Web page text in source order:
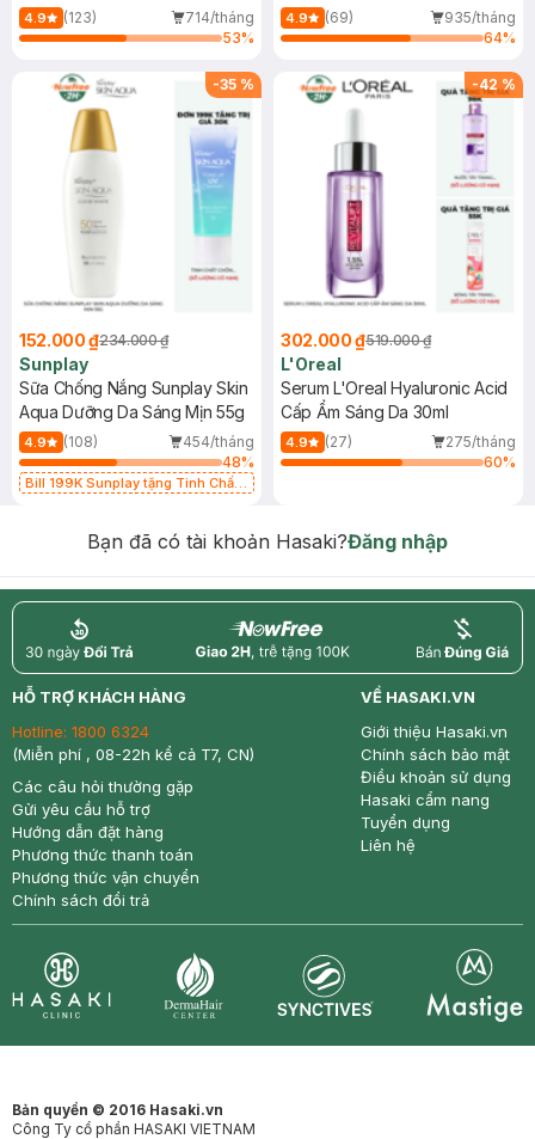
4.9 (123)
714/tháng
53%
(Mới)
4.9 (69)
935/tháng
64%
-35 %
152.000 ₫234.000 ₫
Sunplay
Sữa Chống Nắng Sunplay Skin
Aqua Dưỡng Da Sáng Mịn 55g
4.9 (108)
454/tháng
48%
Bill 199K Sunplay tặng Tinh Chất
-42 %
302.000 ₫519.000 ₫
L'Oreal
Serum L'Oreal Hyaluronic Acid
Cấp Ẩm Sáng Da 30ml
4.9 (27)
275/tháng
60%
Bạn đã có tài khoản Hasaki?Đăng nhập
return nowfree price
HỖ TRỢ KHÁCH HÀNG
Hotline: 1800 6324
(Miễn phí , 08-22h kể cả T7, CN)
Các câu hỏi thường gặp
Gửi yêu cầu hỗ trợ
Hướng dẫn đặt hàng
Phương thức thanh toán
Phương thức vận chuyển
Chính sách đổi trả
VỀ HASAKI.VN
Giới thiệu Hasaki.vn
Chính sách bảo mật
Điều khoản sử dụng
Hasaki cẩm nang
Tuyển dụng
Liên hệ
Bản quyền © 2016 Hasaki.vn
Công Ty cổ phần HASAKI VIETNAM